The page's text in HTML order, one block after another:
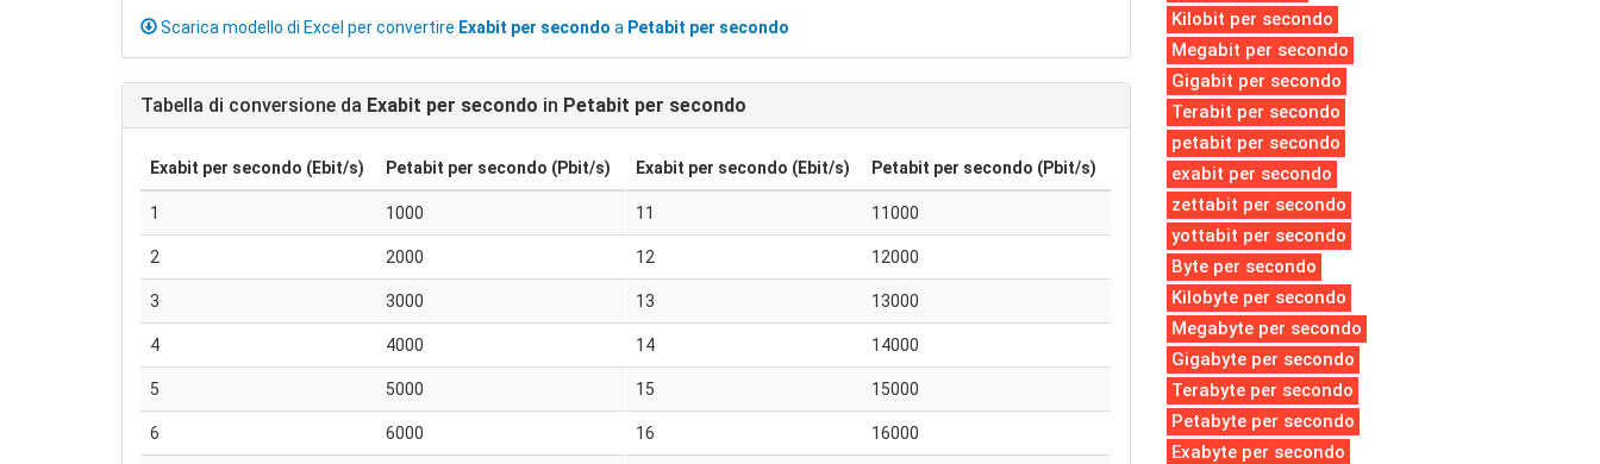
Scarica modello di Excel per convertire Exabit per secondo a Petabit per secondo
Tabella di conversione da Exabit per secondo in Petabit per secondo
Exabit per secondo (Ebit/s) Petabit per secondo (Pbit/s)
1 1000
2 2000
3 3000
4 4000
5 5000
6 6000
Exabit per secondo (Ebit/s) Petabit per secondo (Pbit/s)
11 11000
12 12000
13 13000
14 14000
15 15000
16 16000
Kilobit per secondo
Megabit per secondo
Gigabit per secondo
Terabit per secondo
petabit per secondo
exabit per secondo
zettabit per secondo
yottabit per secondo
Byte per secondo
Kilobyte per secondo
Megabyte per secondo
Gigabyte per secondo
Terabyte per secondo
Petabyte per secondo
Exabyte per secondo